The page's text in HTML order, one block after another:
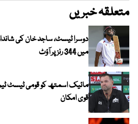
متعلقہ خبریں
دوسرا ٹیسٹ، ساجد خان کی
میں 344 رنز پر آؤٹ
مائیک اسمتھ کو قومی ٹیسٹ
قوی امکان